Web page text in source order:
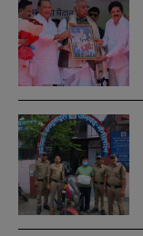
N
a
m
e
*
E
m
a
i
l
N
N
a
m
e
*
E
m
a
i
l
N